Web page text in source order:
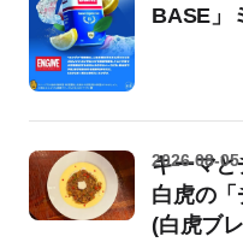
BASE」
キーマと
白虎の
(白虎ブ
2026-08-05